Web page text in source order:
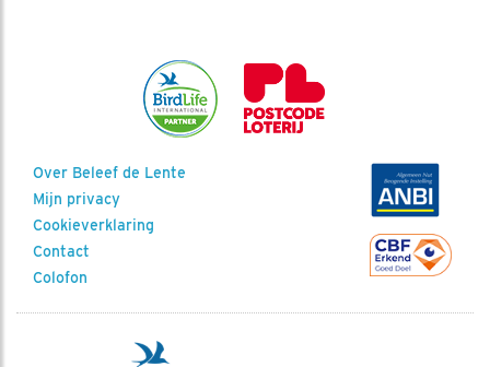
Over Beleef de Lente
Mijn privacy
Cookieverklaring
Contact
Colofon